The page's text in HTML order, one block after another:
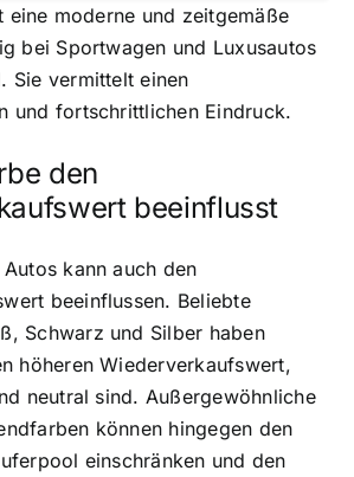
eine moderne und zeitgemäße
bei Sportwagen und Luxusautos
Sie vermittelt einen
und fortschrittlichen Eindruck.
den
beeinflusst
kann auch den
beeinflussen. Beliebte
Schwarz und Silber haben
höheren Wiederverkaufswert,
neutral sind. Außergewöhnliche
können hingegen den
einschränken und den